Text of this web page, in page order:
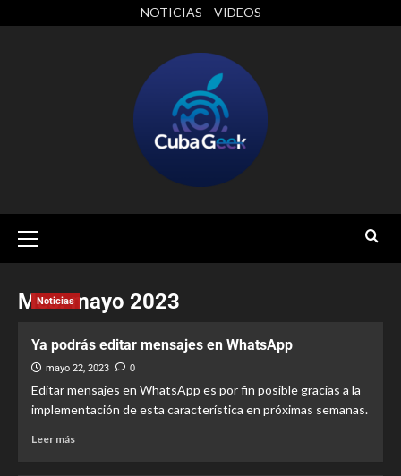
NOTICIAS VIDEOS
Mes:mayo 2023
Noticias
Ya podrás editar mensajes en WhatsApp
mayo 22, 2023 0
Editar mensajes en WhatsApp es por fin posible gracias a la
implementación de esta característica en próximas semanas.
Leer más